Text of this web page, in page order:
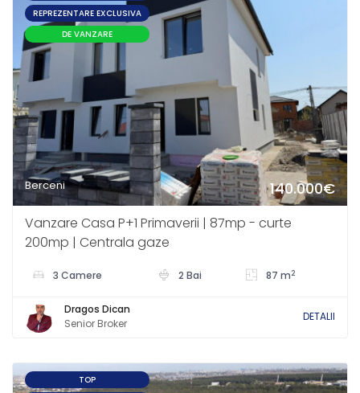
REPREZENTARE EXCLUSIVA
DE VANZARE
Berceni 140.000€
Vanzare Casa P+1 Primaverii | 87mp - curte
200mp | Centrala gaze
3 Camere 2 Bai 87 m2
Dragos Dican
Senior Broker
DETALII
TOP